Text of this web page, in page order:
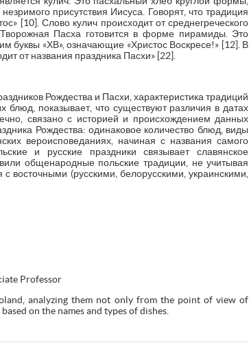
присутствия Иисуса. Говорят, что традиция
[10]. Слово кулич происходит от среднегреческого
Пасха готовится в форме пирамиды. Это
буквы «ХВ», означающие «Христос Воскресе!» [12]. В
от названия праздника Пасхи» [22].
Рождества и Пасхи, характеристика традиций
блюд, показывает, что существуют различия в датах
связано с историей и происхождением данных
Рождества: одинаковое количество блюд, виды
вероисповеданиях, начиная с названия самого
и русские праздники связывает славянское
общенародные польские традиции, не учитывая
восточными (русскими, белорусскими, украинскими,
Professor
analyzing them not only from the point of view of
on the names and types of dishes.